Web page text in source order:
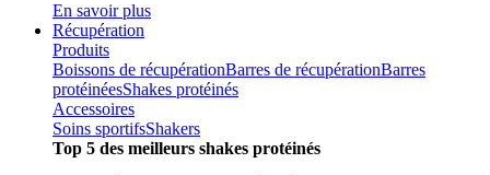
En savoir plus
Récupération
Produits
Boissons de récupérationBarres de récupérationBarres
protéinéesShakes protéinés
Accessoires
Soins sportifsShakers
Top 5 des meilleurs shakes protéinés